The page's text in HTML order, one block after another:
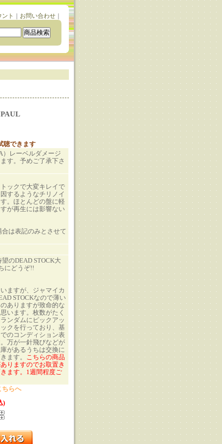
ト お問い合わせ｜
聴できます
）レーベルダメージ
す。予めご了承下さ
ックで大変キレイで
するようなチリノイ
。ほとんどの盤に軽
が再生には影響ない
は表記のみとさせて
のDEAD STOCK大
にどうぞ!!
ますが、ジャマイカ
STOCKなので薄い
ありますが致命的な
います。枚数がたく
ンダムにピックアッ
クを行っており、基
のコンディション表
万が一針飛びなどが
があるうちは交換に
ます。 こちらの商品
りますのでお取置き
ます。1週間程度ご
ちらへ
)